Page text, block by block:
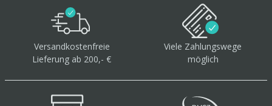
Versandkostenfreie
Lieferung ab 200,- €
Viele Zahlungswege
möglich